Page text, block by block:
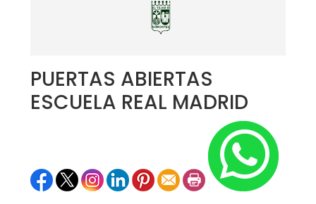
PUERTAS ABIERTAS
ESCUELA REAL MADRID